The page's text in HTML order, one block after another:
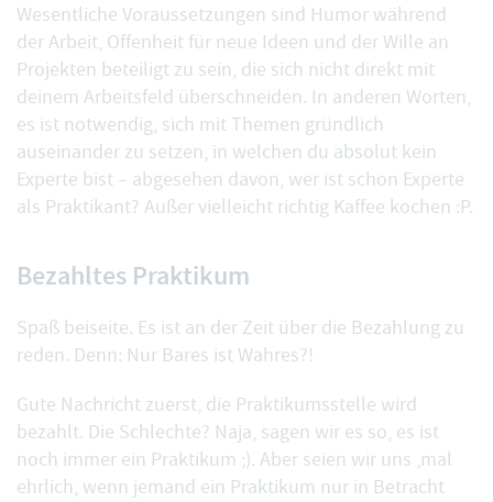
Wesentliche Voraussetzungen sind Humor während
der Arbeit, Offenheit für neue Ideen und der Wille an
Projekten beteiligt zu sein, die sich nicht direkt mit
deinem Arbeitsfeld überschneiden. In anderen Worten,
es ist notwendig, sich mit Themen gründlich
auseinander zu setzen, in welchen du absolut kein
Experte bist – abgesehen davon, wer ist schon Experte
als Praktikant? Außer vielleicht richtig Kaffee kochen :P.
Bezahltes Praktikum
Spaß beiseite. Es ist an der Zeit über die Bezahlung zu
reden. Denn: Nur Bares ist Wahres?!
Gute Nachricht zuerst, die Praktikumsstelle wird
bezahlt. Die Schlechte? Naja, sagen wir es so, es ist
noch immer ein Praktikum ;). Aber seien wir uns ‚mal
ehrlich, wenn jemand ein Praktikum nur in Betracht